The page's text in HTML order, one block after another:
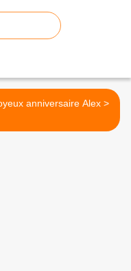
Joyeux anniversaire Alex >